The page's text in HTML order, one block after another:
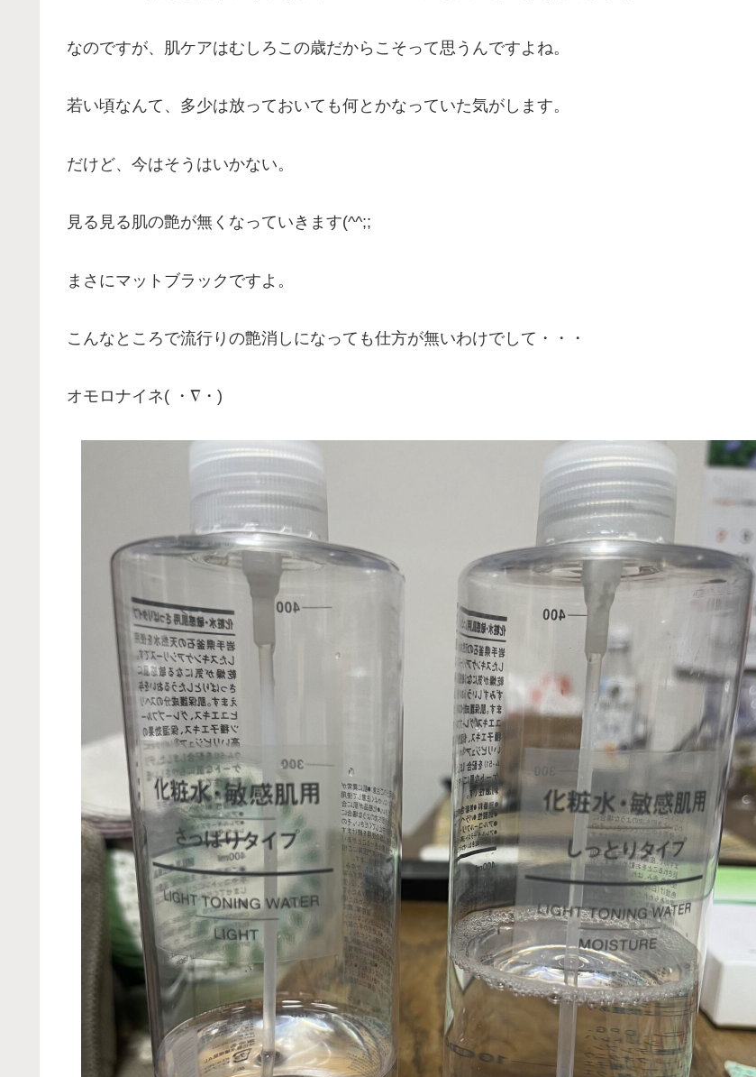
なのですが、肌ケアはむしろこの歳だからこそって思うんですよね。
若い頃なんて、多少は放っておいても何とかなっていた気がします。
だけど、今はそうはいかない。
見る見る肌の艶が無くなっていきます(^^;;
まさにマットブラックですよ。
こんなところで流行りの艶消しになっても仕方が無いわけでして・・・
オモロナイネ( ・∇・)